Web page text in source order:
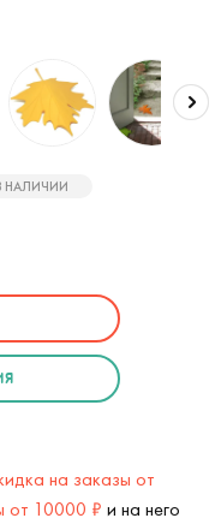
НАЛИЧИИ
на заказы от
от 10000 ₽ и на него